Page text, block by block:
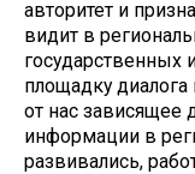
авторитет и
видит в
площадку
от нас зависящее
информации в
развивались,